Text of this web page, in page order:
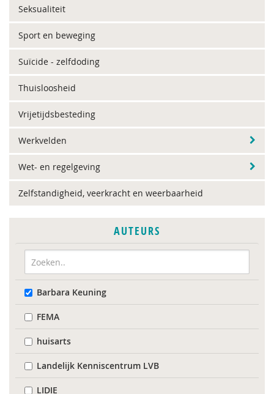
Seksualiteit
Sport en beweging
Suïcide - zelfdoding
Thuisloosheid
Vrijetijdsbesteding
Werkvelden
Wet- en regelgeving
Zelfstandigheid, veerkracht en weerbaarheid
AUTEURS
Barbara Keuning
FEMA
huisarts
Landelijk Kenniscentrum LVB
LIDIE